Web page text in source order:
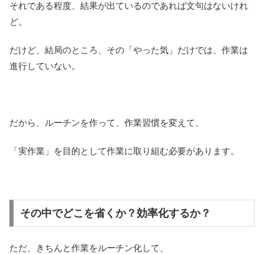
それである程度、結果が出ているのであれば文句はないけれ
ど。
だけど、結局のところ、その「やった気」だけでは、作業は
進行していない。
だから、ルーチンを作って、作業習慣を変えて、
「実作業」を目的として作業に取り組む必要があります。
その中でどこを省くか？効率化するか？
ただ、きちんと作業をルーチン化して、